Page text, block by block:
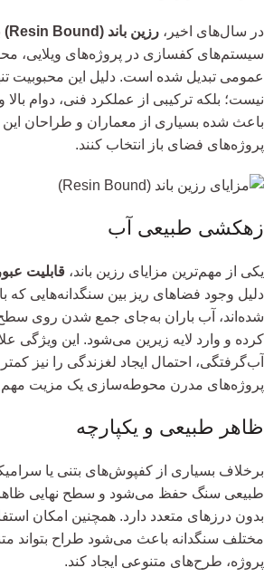
در سال‌های اخیر، رزین باند (Resin Bound)
سیستم‌های کفسازی در پروژه‌های ویلایی،
عمومی تبدیل شده است. دلیل این محبوبیت
نیست؛ بلکه ترکیبی از عملکرد فنی، دوام
باعث شده بسیاری از معماران و طراحان
پروژه‌های فضای باز انتخاب کنند.
زهکشی طبیعی آب
یکی از مهم‌ترین مزایای رزین باند، قابلیت
دلیل وجود فضاهای ریز بین سنگدانه‌هایی که
شده‌اند، آب باران به‌جای جمع شدن روی
کرده و وارد لایه زیرین می‌شود. این ویژگی
آب‌گرفتگی، احتمال ایجاد لغزندگی را نیز
پروژه‌های مدرن محوطه‌سازی یک مزیت
ظاهر طبیعی و یکپارچه
برخلاف بسیاری از کفپوش‌های بتنی یا
طبیعی سنگ حفظ می‌شود و سطح نهایی
بدون درزهای متعدد دارد. همچنین امکان
مختلف سنگدانه باعث می‌شود طراح بتواند
پروژه، طرح‌های متنوعی ایجاد کند.